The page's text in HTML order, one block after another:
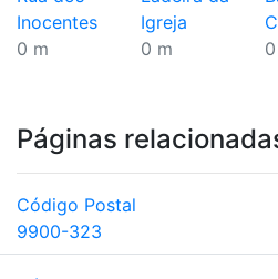
Inocentes
0 m
Igreja
0 m
Páginas
Código Postal
9900-323